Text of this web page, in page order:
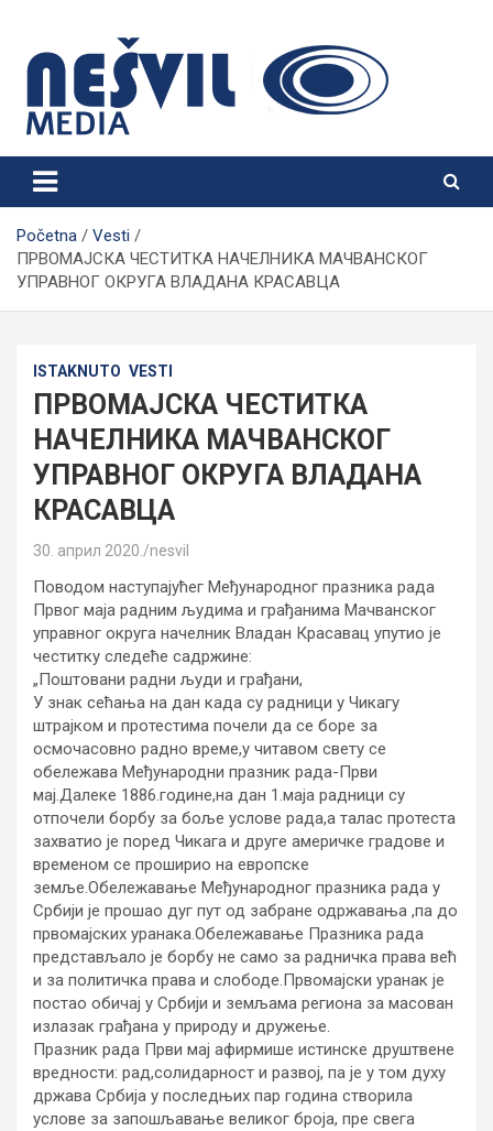
content
Nešvil Media Bogatić
Početna
Vesti
ПРВОМАЈСКА ЧЕСТИТКА НАЧЕЛНИКА МАЧВАНСКОГ
УПРАВНОГ ОКРУГА ВЛАДАНА КРАСАВЦА
ISTAKNUTO VESTI
ПРВОМАЈСКА ЧЕСТИТКА
НАЧЕЛНИКА МАЧВАНСКОГ
УПРАВНОГ ОКРУГА ВЛАДАНА
КРАСАВЦА
30. април 2020. nesvil
Поводом наступајућег Међународног празника рада
Првог маја радним људима и грађанима Мачванског
управног округа начелник Владан Красавац упутио је
честитку следеће садржине:
„Поштовани радни људи и грађани,
У знак сећања на дан када су радници у Чикагу
штрајком и протестима почели да се боре за
осмочасовно радно време,у читавом свету се
обележава Међународни празник рада-Први
мај.Далеке 1886.године,на дан 1.маја радници су
отпочели борбу за боље услове рада,a талас протеста
захватио је поред Чикага и друге америчке градове и
временом се проширио на европске
земље.Обележавање Међународног празника рада у
Србији је прошао дуг пут од забране одржавања ,па до
првомајских уранака.Обележавање Празника рада
представљало је борбу не само за радничка права већ
и за политичка права и слободе.Првомајски уранак је
постао обичај у Србији и земљама региона за масован
излазак грађана у природу и дружење.
Празник рада Први мај афирмише истинске друштвене
вредности: рад,солидарност и развој, па је у том духу
држава Србија у последњих пар година створила
услове за запошљавање великог броја, пре свега